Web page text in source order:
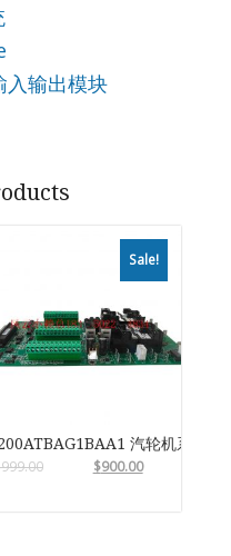
入输出模块
Sale!
汽轮机系统卡
999.00 $900.00